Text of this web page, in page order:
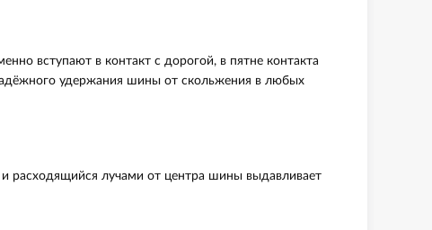
вступают в контакт с дорогой, в пятне контакта
удержания шины от скольжения в любых
расходящийся лучами от центра шины выдавливает